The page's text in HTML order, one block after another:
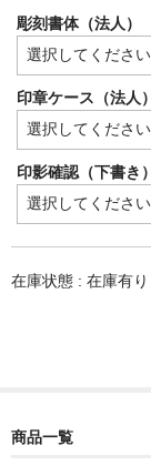
彫刻書体（法人）
印章ケース（法人）
印影確認（下書き）
在庫状態 : 在庫有り
商品一覧